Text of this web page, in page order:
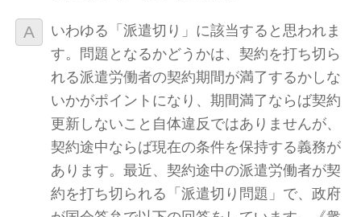
いわゆる「派遣切り」に該当すると思われま
す。問題となるかどうかは、契約を打ち切ら
れる派遣労働者の契約期間が満了するかしな
いかがポイントになり、期間満了ならば契約
更新しないこと自体違反ではありませんが、
契約途中ならば現在の条件を保持する義務が
あります。最近、契約途中の派遣労働者が契
約を打ち切られる「派遣切り問題」で、政府